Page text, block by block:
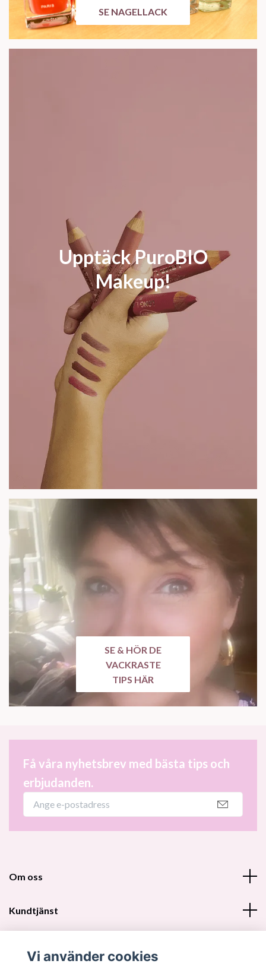
SE NAGELLACK
Upptäck PuroBIO
Makeup!
SE & HÖR DE
VACKRASTE
TIPS HÄR
Få våra nyhetsbrev med bästa tips och
erbjudanden.
Om oss
Kundtjänst
Vi använder cookies